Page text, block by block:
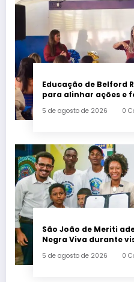
Educação de Belford
para alinhar ações e
5 de agosto de 2026 0
São João de Meriti
Negra Viva durante
5 de agosto de 2026 0